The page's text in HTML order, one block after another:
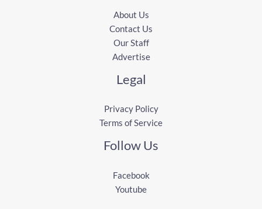
About Us
Contact Us
Our Staff
Advertise
Legal
Privacy Policy
Terms of Service
Follow Us
Facebook
Youtube